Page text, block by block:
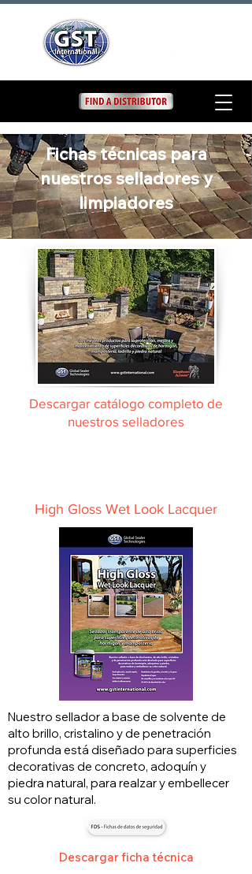
Fichas técnicas para
nuestros selladores y
limpiadores
Descargar catálogo completo de
nuestros selladores
High Gloss Wet Look Lacquer
Nuestro sellador a base de solvente de
alto brillo, cristalino y de penetración
profunda está diseñado para superficies
decorativas de concreto, adoquín y
piedra natural, para realzar y embellecer
su color natural.
Descargar ficha técnica